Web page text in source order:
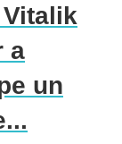
Vitalik
a
un